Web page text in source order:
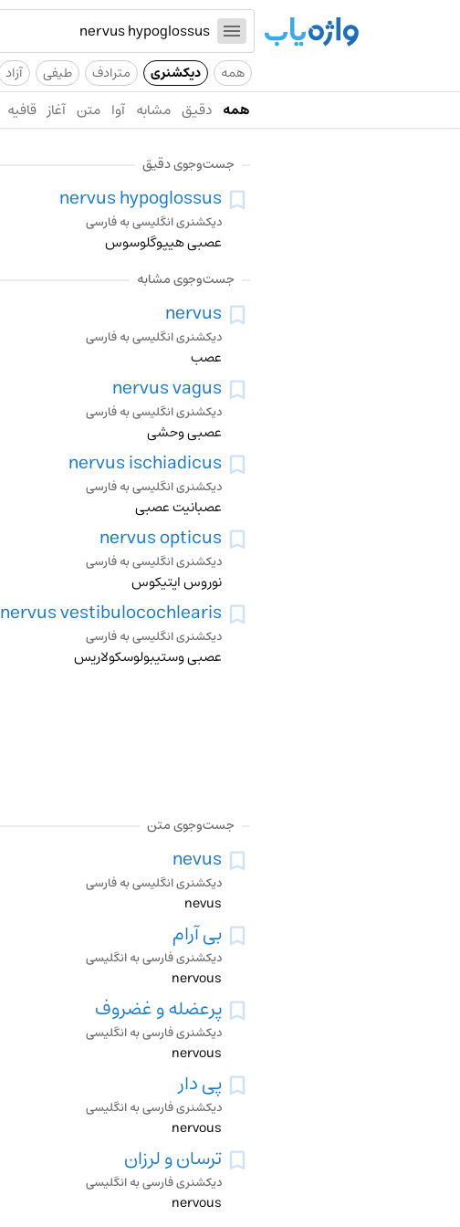
همه دیکشنری مترادف طیفی آزاد
همه دقیق مشابه آوا متن آغاز قافیه
جست‌وجوی دقیق
nervus hypoglossus
دیکشنری انگلیسی به فارسی
عصبی هیپوگلوسوس
جست‌وجوی مشابه
nervus
دیکشنری انگلیسی به فارسی
عصب
nervus vagus
دیکشنری انگلیسی به فارسی
عصبی وحشی
nervus ischiadicus
دیکشنری انگلیسی به فارسی
عصبانیت عصبی
nervus opticus
دیکشنری انگلیسی به فارسی
نوروس اپتیکوس
nervus vestibulocochlearis
دیکشنری انگلیسی به فارسی
عصبی وستیبولوسکولاریس
جست‌وجوی متن
nevus
دیکشنری انگلیسی به فارسی
nevus
بی آرام
دیکشنری فارسی به انگلیسی
nervous
پرعضله و غضروف
دیکشنری فارسی به انگلیسی
nervous
پی دار
دیکشنری فارسی به انگلیسی
nervous
ترسان و لرزان
دیکشنری فارسی به انگلیسی
nervous